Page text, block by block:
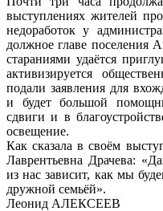
выступлениях жителей
недоработок у
должное главе поселения
стараниями удаётся
активизируется
подали заявления для
и будет большой
сдвиги и в
освещение.
Как сказала в своём
Лаврентьевна Драчева:
из нас зависит, как мы
дружной семьёй».
Леонид АЛЕКСЕЕВ